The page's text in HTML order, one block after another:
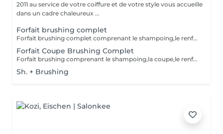
2011 au service de votre coiffure et de votre style vous accueille
dans un cadre chaleureux ...
Forfait brushing complet
Forfait brushing complet comprenant le shampoing,le renforçateur/protecteur,le brushin et le finish(hors soins)
Forfait Coupe Brushing Complet
Forfait brushing comprenant le shampoing,la coupe,le renforçateur/protecteur,le brushing et le finish(hors soins)
Sh. + Brushing